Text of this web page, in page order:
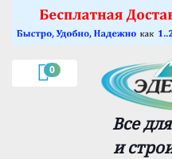
0
Все
и